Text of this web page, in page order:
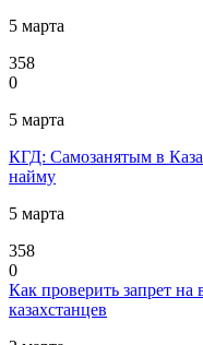
5 марта
358
0
5 марта
КГД: Самозанятым в
найму
5 марта
358
0
Как проверить запрет
казахстанцев